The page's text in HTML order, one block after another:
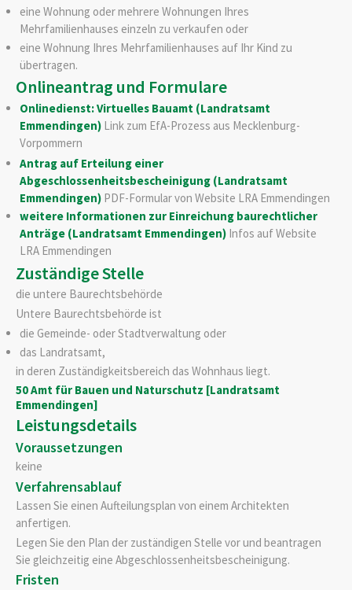
eine Wohnung oder mehrere Wohnungen Ihres
Mehrfamilienhauses einzeln zu verkaufen oder
eine Wohnung Ihres Mehrfamilienhauses auf Ihr Kind zu
übertragen.
Onlineantrag und Formulare
Onlinedienst: Virtuelles Bauamt (Landratsamt
Emmendingen) Link zum EfA-Prozess aus Mecklenburg-
Vorpommern
Antrag auf Erteilung einer
Abgeschlossenheitsbescheinigung (Landratsamt
Emmendingen) PDF-Formular von Website LRA Emmendingen
weitere Informationen zur Einreichung baurechtlicher
Anträge (Landratsamt Emmendingen) Infos auf Website
LRA Emmendingen
Zuständige Stelle
die untere Baurechtsbehörde
Untere Baurechtsbehörde ist
die Gemeinde- oder Stadtverwaltung oder
das Landratsamt,
in deren Zuständigkeitsbereich das Wohnhaus liegt.
50 Amt für Bauen und Naturschutz [Landratsamt
Emmendingen]
Leistungsdetails
Voraussetzungen
keine
Verfahrensablauf
Lassen Sie einen Aufteilungsplan von einem Architekten
anfertigen.
Legen Sie den Plan der zuständigen Stelle vor und beantragen
Sie gleichzeitig eine Abgeschlossenheitsbescheinigung.
Fristen